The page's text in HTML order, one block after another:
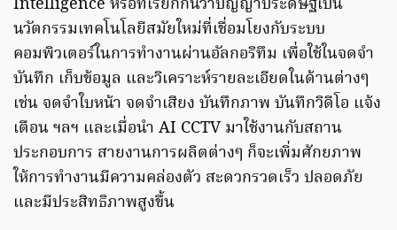
Intelligence หรือที่เรียกกันว่าปัญญาประดิษฐ์เป็น
นวัตกรรมเทคโนโลยีสมัยใหม่ที่เชื่อมโยงกับระบบ
คอมพิวเตอร์ในการทำงานผ่านอัลกอริทึม เพื่อใช้ในจดจำ
บันทึก เก็บข้อมูล และวิเคราะห์รายละเอียดในด้านต่างๆ
เช่น จดจำใบหน้า จดจำเสียง บันทึกภาพ บันทึกวิดีโอ แจ้ง
เตือน ฯลฯ และเมื่อนำ AI CCTV มาใช้งานกับสถาน
ประกอบการ สายงานการผลิตต่างๆ ก็จะเพิ่มศักยภาพ
ให้การทำงานมีความคล่องตัว สะดวกรวดเร็ว ปลอดภัย
และมีประสิทธิภาพสูงขึ้น